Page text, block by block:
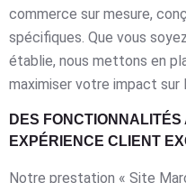
commerce sur mesure,
spécifiques. Que vous
établie, nous mettons en
maximiser votre impact sur
DES
EXPÉRIENCE CLIENT
Notre prestation « Site